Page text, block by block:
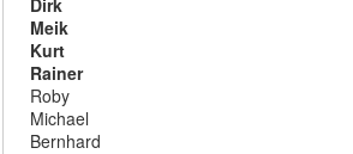
Meik
Kurt
Rainer
Roby
Michael
Bernhard